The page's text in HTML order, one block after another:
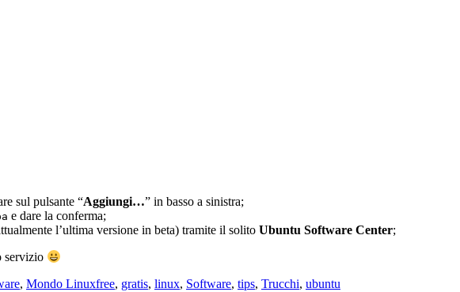
sul pulsante “Aggiungi…” in basso a sinistra;
e dare la conferma;
l’ultima versione in beta) tramite il solito Ubuntu Software Center;
servizio
, Mondo LinuxTag
free, gratis, linux, Software, tips, Trucchi, ubuntu